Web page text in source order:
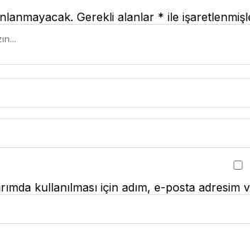
Gerekli alanlar * ile
kullanılması için adım, e-posta adresim